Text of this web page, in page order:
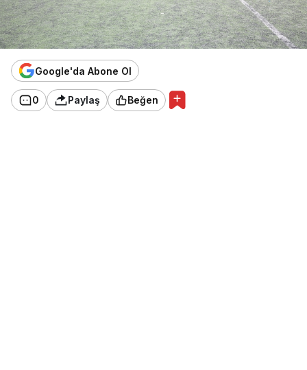
Google'da Abone Ol
0 Paylaş Beğen